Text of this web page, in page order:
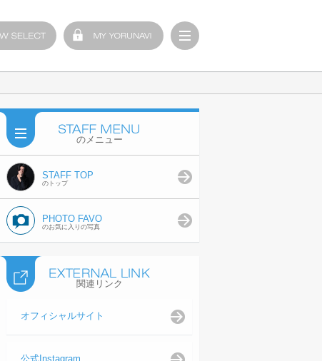
のメニュー
STAFF TOP
のトップ
PHOTO FAVO
のお気に入りの写真
関連リンク
オフィシャルサイト
公式Instagram